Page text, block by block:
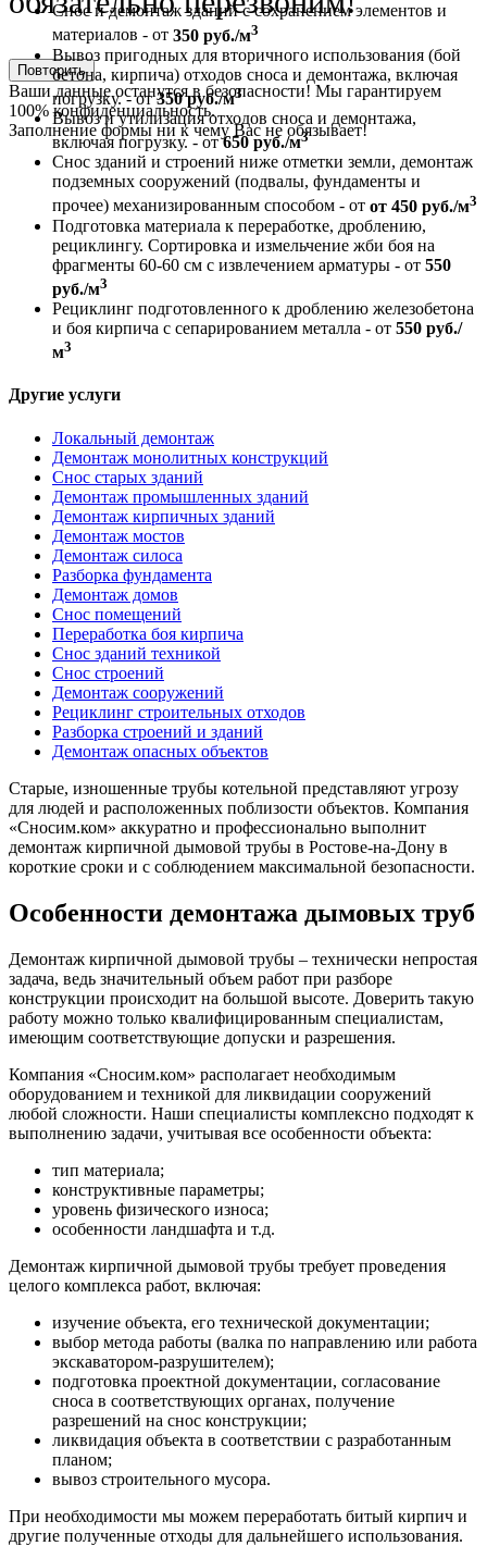
Повторить
Ваши данные останутся в безопасности! Мы гарантируем
100% конфиденциальность.
Заполнение формы ни к чему Вас не обязывает!
Снос и демонтаж зданий с сохранением элементов и
материалов - от 350 руб./м3
Вывоз пригодных для вторичного использования (бой
бетона, кирпича) отходов сноса и демонтажа, включая
погрузку. - от350 руб./м3
Вывоз и утилизация отходов сноса и демонтажа,
включая погрузку. - от650 руб./м3
Снос зданий и строений ниже отметки земли, демонтаж
подземных сооружений (подвалы, фундаменты и
прочее) механизированным способом - от от 450 руб./м3
Подготовка материала к переработке, дроблению,
рециклингу. Сортировка и измельчение жби боя на
фрагменты 60-60 см с извлечением арматуры - от 550
руб./м3
Рециклинг подготовленного к дроблению железобетона
и боя кирпича с сепарированием металла - от 550 руб./
м3
Другие услуги
Локальный демонтаж
Демонтаж монолитных конструкций
Снос старых зданий
Демонтаж промышленных зданий
Демонтаж кирпичных зданий
Демонтаж мостов
Демонтаж силоса
Разборка фундамента
Демонтаж домов
Снос помещений
Переработка боя кирпича
Снос зданий техникой
Снос строений
Демонтаж сооружений
Рециклинг строительных отходов
Разборка строений и зданий
Демонтаж опасных объектов
Старые, изношенные трубы котельной представляют угрозу
для людей и расположенных поблизости объектов. Компания
«Сносим.ком» аккуратно и профессионально выполнит
демонтаж кирпичной дымовой трубы в Ростове-на-Дону в
короткие сроки и с соблюдением максимальной безопасности.
Особенности демонтажа дымовых труб
Демонтаж кирпичной дымовой трубы – технически непростая
задача, ведь значительный объем работ при разборе
конструкции происходит на большой высоте. Доверить такую
работу можно только квалифицированным специалистам,
имеющим соответствующие допуски и разрешения.
Компания «Сносим.ком» располагает необходимым
оборудованием и техникой для ликвидации сооружений
любой сложности. Наши специалисты комплексно подходят к
выполнению задачи, учитывая все особенности объекта:
тип материала;
конструктивные параметры;
уровень физического износа;
особенности ландшафта и т.д.
Демонтаж кирпичной дымовой трубы требует проведения
целого комплекса работ, включая:
изучение объекта, его технической документации;
выбор метода работы (валка по направлению или работа
экскаватором-разрушителем);
подготовка проектной документации, согласование
сноса в соответствующих органах, получение
разрешений на снос конструкции;
ликвидация объекта в соответствии с разработанным
планом;
вывоз строительного мусора.
При необходимости мы можем переработать битый кирпич и
другие полученные отходы для дальнейшего использования.